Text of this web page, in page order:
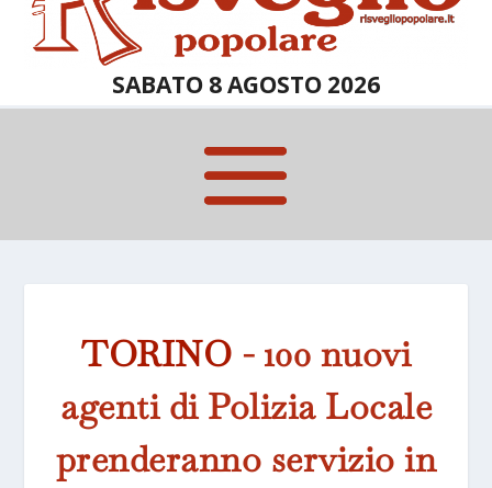
SABATO 8 AGOSTO 2026
TORINO - 100 nuovi
agenti di Polizia Locale
prenderanno servizio in